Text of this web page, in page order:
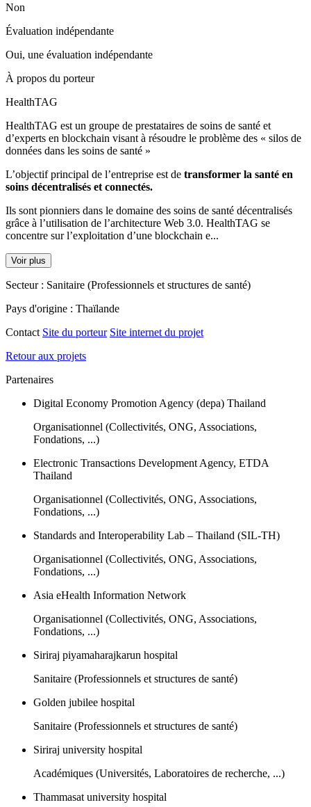
Non
Évaluation indépendante
Oui, une évaluation indépendante
À propos du porteur
HealthTAG
HealthTAG est un groupe de prestataires de soins de santé et
d’experts en blockchain visant à résoudre le problème des « silos de
données dans les soins de santé »
L’objectif principal de l’entreprise est de transformer la santé en
soins décentralisés et connectés.
Ils sont pionniers dans le domaine des soins de santé décentralisés
grâce à l’utilisation de l’architecture Web 3.0. HealthTAG se
concentre sur l’exploitation d’une blockchain e...
Voir plus
Secteur : Sanitaire (Professionnels et structures de santé)
Pays d'origine : Thaïlande
Contact Site du porteur Site internet du projet
Retour aux projets
Partenaires
Digital Economy Promotion Agency (depa) Thailand
Organisationnel (Collectivités, ONG, Associations,
Fondations, ...)
Electronic Transactions Development Agency, ETDA
Thailand
Organisationnel (Collectivités, ONG, Associations,
Fondations, ...)
Standards and Interoperability Lab – Thailand (SIL-TH)
Organisationnel (Collectivités, ONG, Associations,
Fondations, ...)
Asia eHealth Information Network
Organisationnel (Collectivités, ONG, Associations,
Fondations, ...)
Siriraj piyamaharajkarun hospital
Sanitaire (Professionnels et structures de santé)
Golden jubilee hospital
Sanitaire (Professionnels et structures de santé)
Siriraj university hospital
Académiques (Universités, Laboratoires de recherche, ...)
Thammasat university hospital